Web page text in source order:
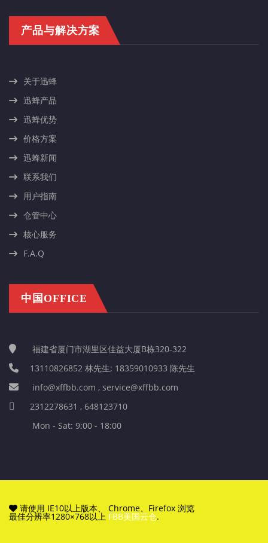
产品与解决方案
关于迅蜂
迅蜂产品
迅蜂优势
价格方案
迅蜂新闻
联系我们
用户指南
仓管中心
核心服务
F.A.Q
中国OFFICE
福建省厦门市湖里区佳益大厦B栋320-322
13110826852 林先生; 18359010933 陈先生
info@xffbb.com , service@xffbb.com
2312278631 , 648123710
Mon - Sat: 9:00 - 18:00
请使用 IE10以上版本、 Chrome、Firefox 浏览
最佳分辨率1280×768以上 FBB美国云仓.